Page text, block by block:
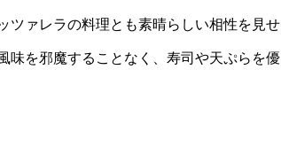
ツァレラの料理とも素晴らしい相性を見せ
味を邪魔することなく、寿司や天ぷらを優